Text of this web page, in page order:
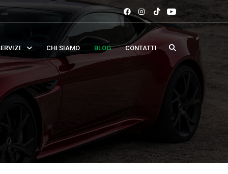
CHI SIAMO BLOG CONTATTI